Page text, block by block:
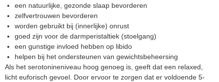
een natuurlijke, gezonde slaap bevorderen
zelfvertrouwen bevorderen
worden gebruikt bij (innerlijke) onrust
goed zijn voor de darmperistaltiek (stoelgang)
een gunstige invloed hebben op libido
helpen bij het ondersteunen van gewichtsbeheersing
Als het serotonineniveau hoog genoeg is, geeft dat een relaxed,
licht euforisch gevoel. Door ervoor te zorgen dat er voldoende 5-